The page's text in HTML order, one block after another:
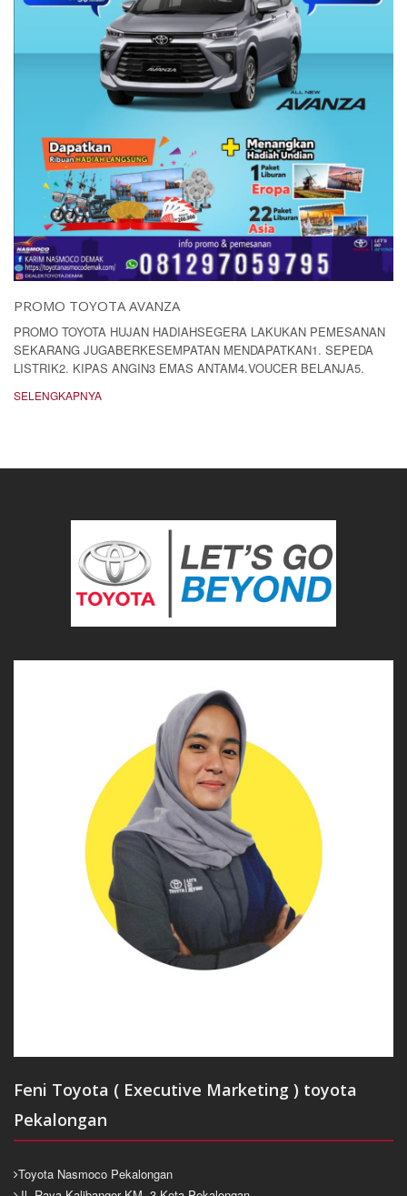
PROMO TOYOTA AVANZA
PROMO TOYOTA HUJAN HADIAHSEGERA LAKUKAN PEMESANAN
SEKARANG JUGABERKESEMPATAN MENDAPATKAN1. SEPEDA
LISTRIK2. KIPAS ANGIN3 EMAS ANTAM4.VOUCER BELANJA5.
SELENGKAPNYA
Feni Toyota ( Executive Marketing ) toyota
Pekalongan
Toyota Nasmoco Pekalongan